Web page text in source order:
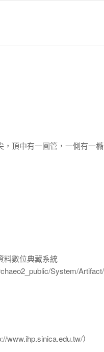
頂中有一圓管，一側有一橢
料數位典藏系統
System/
）